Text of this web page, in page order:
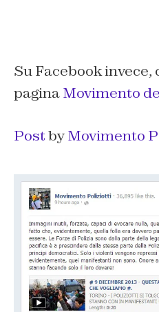
Su Facebook
paginaMovimento
PostbyMovimento